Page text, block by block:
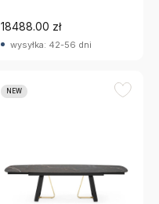
18488.00 zł
wysyłka: 42-56 dni
NEW